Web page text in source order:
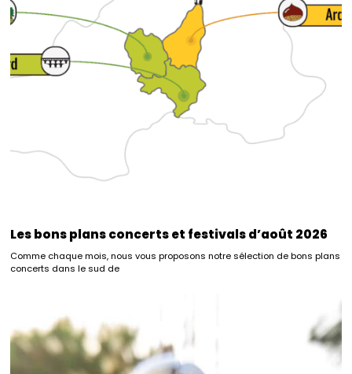
Les bons plans concerts et festivals d’août 2026
Comme chaque mois, nous vous proposons notre sélection de bons plans
concerts dans le sud de